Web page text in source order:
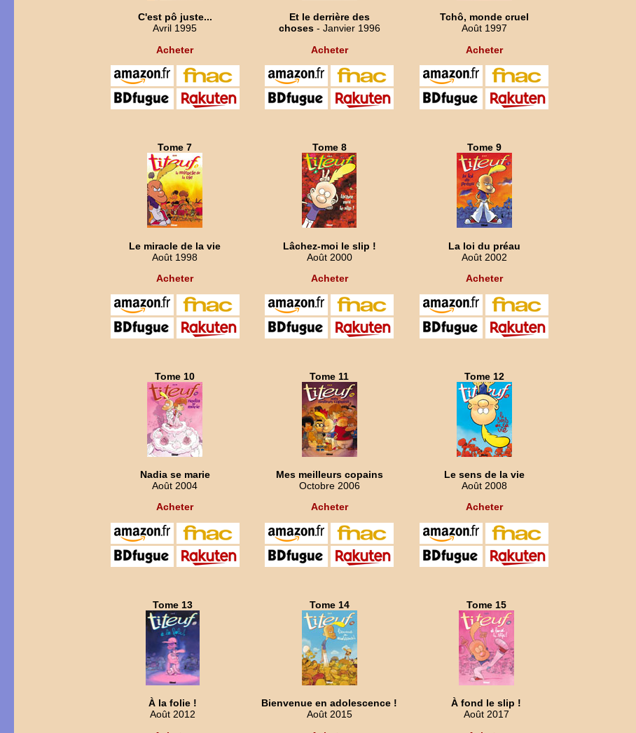
C'est pô juste...
Avril 1995
Acheter
Et le derrière des
choses- Janvier 1996
Acheter
Tchô, monde cruel
Août 1997
Acheter
Tome 7
Le miracle de la vie
Août 1998
Acheter
Tome 8
Lâchez-moi le slip !
Août 2000
Acheter
Tome 9
La loi du préau
Août 2002
Acheter
Tome 10
Nadia se marie
Août 2004
Acheter
Tome 11
Mes meilleurs copains
Octobre 2006
Acheter
Tome 12
Le sens de la vie
Août 2008
Acheter
Tome 13
À la folie !
Août 2012
Tome 14
Bienvenue en adolescence !
Août 2015
Tome 15
À fond le slip !
Août 2017